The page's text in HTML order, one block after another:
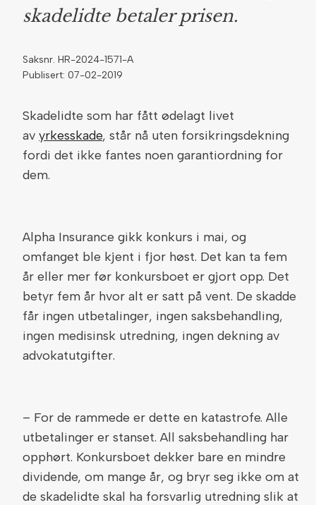
skadelidte betaler prisen.
Saksnr. HR-2024-1571-A
Publisert: 07-02-2019
Skadelidte som har fått ødelagt livet
av yrkesskade, står nå uten forsikringsdekning
fordi det ikke fantes noen garantiordning for
dem.
Alpha Insurance gikk konkurs i mai, og
omfanget ble kjent i fjor høst. Det kan ta fem
år eller mer før konkursboet er gjort opp. Det
betyr fem år hvor alt er satt på vent. De skadde
får ingen utbetalinger, ingen saksbehandling,
ingen medisinsk utredning, ingen dekning av
advokatutgifter.
– For de rammede er dette en katastrofe. Alle
utbetalinger er stanset. All saksbehandling har
opphørt. Konkursboet dekker bare en mindre
dividende, om mange år, og bryr seg ikke om at
de skadelidte skal ha forsvarlig utredning slik at